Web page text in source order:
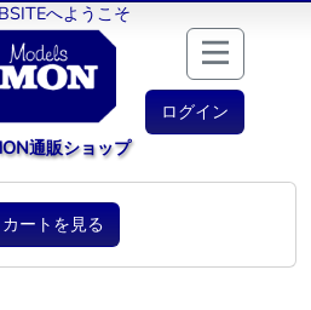
へようこそ
ログイン
通販ショップ
カートを見る